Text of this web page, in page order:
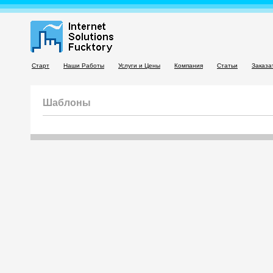
Старт Наши Работы Услуги и Цены Компания Статьи
Шаблоны